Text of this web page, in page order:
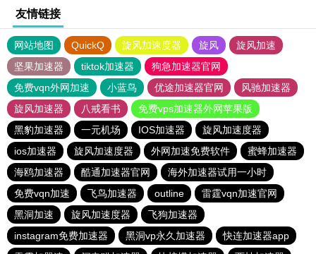
友情链接
网站地图 QuickQ 旋风加速度器 旋风
旋风加速
坚果加速器
tiktok加速器
狗急加速器官网
免费vqn外网加速
小蓝鸟 优途加速器官网
风驰加速器
旋风加速器
八戒看书
免费vps加速器外网苹果版
黑豹加速器
一元机场 IOS加速器
旋风加速度器
ios加速器
旋风加速度器 外网加速免费软件
蜜蜂加速器
海鸥加速器
酷通加速器官网
海外加速器试用一小时
免费vqn加速
飞鸟加速器 outline
雷霆vqn加速官网
黑洞加速
旋风加速度器
飞狗加速器
instagram免费加速器
黑洞vp永久加速器
快连加速器app